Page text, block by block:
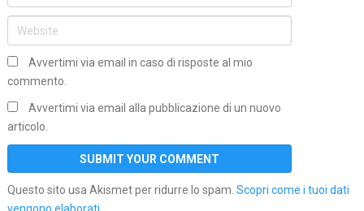
Avvertimi via email in caso di risposte al mio
commento.
Avvertimi via email alla pubblicazione di un nuovo
articolo.
Questo sito usa Akismet per ridurre lo spam. Scopri come i tuoi dati